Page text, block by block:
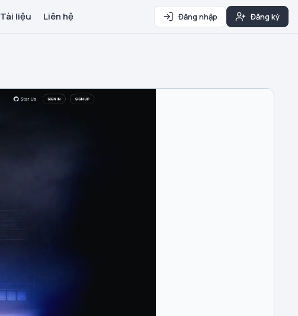
Tài liệu Liên hệ Đăng nhập Đăng ký